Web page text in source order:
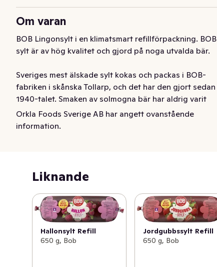
Om varan
BOB Lingonsylt i en klimatsmart refillförpackning. BOB
sylt är av hög kvalitet och gjord på noga utvalda bär.
Sveriges mest älskade sylt kokas och packas i BOB-
fabriken i skånska Tollarp, och det har den gjort sedan
1940-talet. Smaken av solmogna bär har aldrig varit
bättre!
kokas i BOB-fabriken i skånska Tollarp. Här har vi
talet. Med denna långa tradition så vet BOB verkligen
hur god sylt ska smaka!
Besök BOB.se för mer inspiration och massor av recept.
Orkla Foods Sverige AB har angett ovanstående
information.
Liknande
Hallonsylt Refill
650 g, Bob
Jordgubbssylt Refill
650 g, Bob